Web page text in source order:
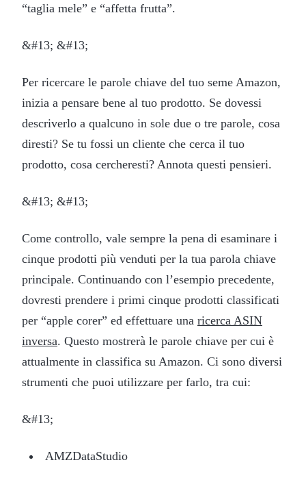
“taglia mele” e “affetta frutta”.
&#13; &#13;
Per ricercare le parole chiave del tuo seme Amazon,
inizia a pensare bene al tuo prodotto. Se dovessi
descriverlo a qualcuno in sole due o tre parole, cosa
diresti? Se tu fossi un cliente che cerca il tuo
prodotto, cosa cercheresti? Annota questi pensieri.
&#13; &#13;
Come controllo, vale sempre la pena di esaminare i
cinque prodotti più venduti per la tua parola chiave
principale. Continuando con l’esempio precedente,
dovresti prendere i primi cinque prodotti classificati
per “apple corer” ed effettuare una ricerca ASIN
inversa. Questo mostrerà le parole chiave per cui è
attualmente in classifica su Amazon. Ci sono diversi
strumenti che puoi utilizzare per farlo, tra cui:
&#13;
AMZDataStudio